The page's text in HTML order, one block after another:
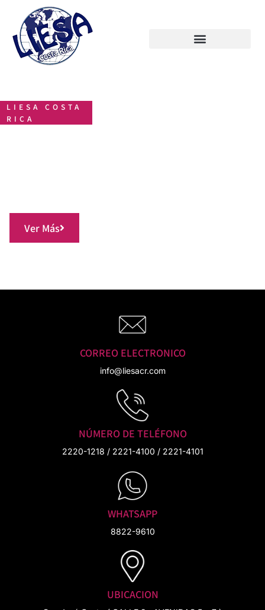
LIESA COSTA
RICA
Ver Más
CORREO ELECTRONICO
info@liesacr.com
NÚMERO DE TELÉFONO
2220-1218 / 2221-4100 / 2221-4101
WHATSAPP
8822-9610
UBICACION